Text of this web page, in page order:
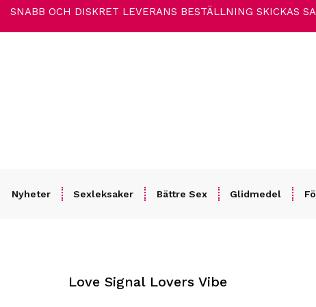
SNABB OCH DISKRET LEVERANS BESTÄLLNING SKICKAS
Nyheter Sexleksaker Bättre Sex Glidmedel
Love Signal Lovers Vibe